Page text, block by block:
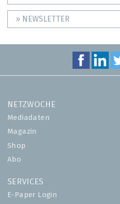
» NEWSLETTER
NETZWOCHE
Mediadaten
Magazin
Shop
Abo
SERVICES
E-Paper Login